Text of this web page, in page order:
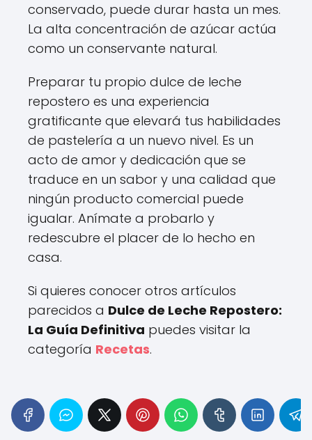
conservado, puede durar hasta un mes.
La alta concentración de azúcar actúa
como un conservante natural.
Preparar tu propio dulce de leche
repostero es una experiencia
gratificante que elevará tus habilidades
de pastelería a un nuevo nivel. Es un
acto de amor y dedicación que se
traduce en un sabor y una calidad que
ningún producto comercial puede
igualar. Anímate a probarlo y
redescubre el placer de lo hecho en
casa.
Si quieres conocer otros artículos
parecidos a Dulce de Leche Repostero:
La Guía Definitiva puedes visitar la
categoría Recetas.